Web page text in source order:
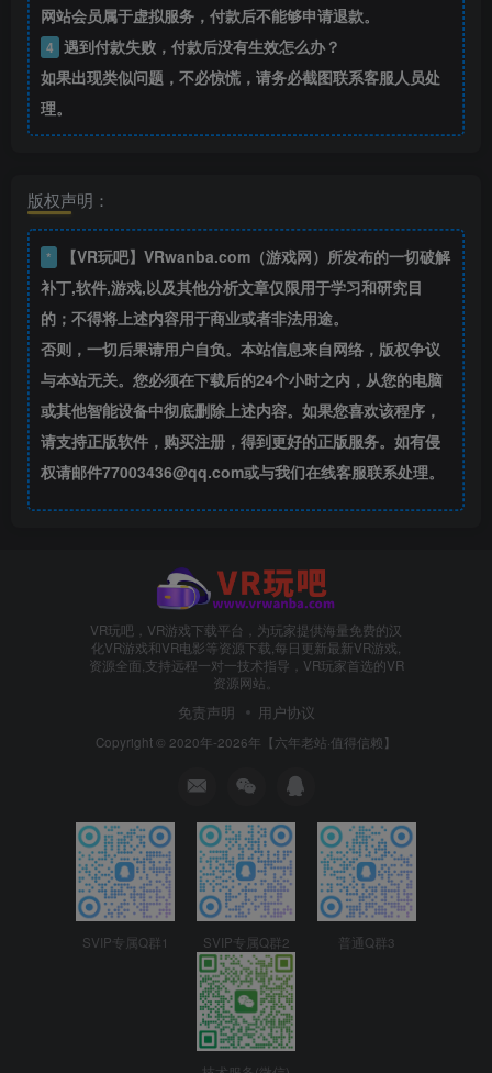
网站会员属于虚拟服务，付款后不能够申请退款。
4 遇到付款失败，付款后没有生效怎么办？
如果出现类似问题，不必惊慌，请务必截图联系客服人员处
理。
版权声明：
*
【VR玩吧】VRwanba.com（游戏网）所发布的一切破解
补丁,软件,游戏,以及其他分析文章仅限用于学习和研究目
的；不得将上述内容用于商业或者非法用途。
否则，一切后果请用户自负。本站信息来自网络，版权争议
与本站无关。您必须在下载后的24个小时之内，从您的电脑
或其他智能设备中彻底删除上述内容。如果您喜欢该程序，
请支持正版软件，购买注册，得到更好的正版服务。如有侵
权请邮件77003436@qq.com或与我们在线客服联系处理。
VR玩吧，VR游戏下载平台，为玩家提供海量免费的汉
化VR游戏和VR电影等资源下载,每日更新最新VR游戏,
资源全面,支持远程一对一技术指导，VR玩家首选的VR
资源网站。
免责声明 用户协议
Copyright © 2020年-2026年【六年老站·值得信赖】
SVIP专属Q群1 SVIP专属Q群2 普通Q群3